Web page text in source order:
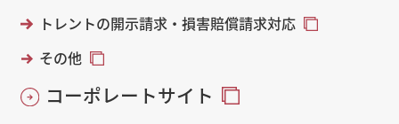
トレントの開示請求・損害賠償請求対応
その他
コーポレートサイト